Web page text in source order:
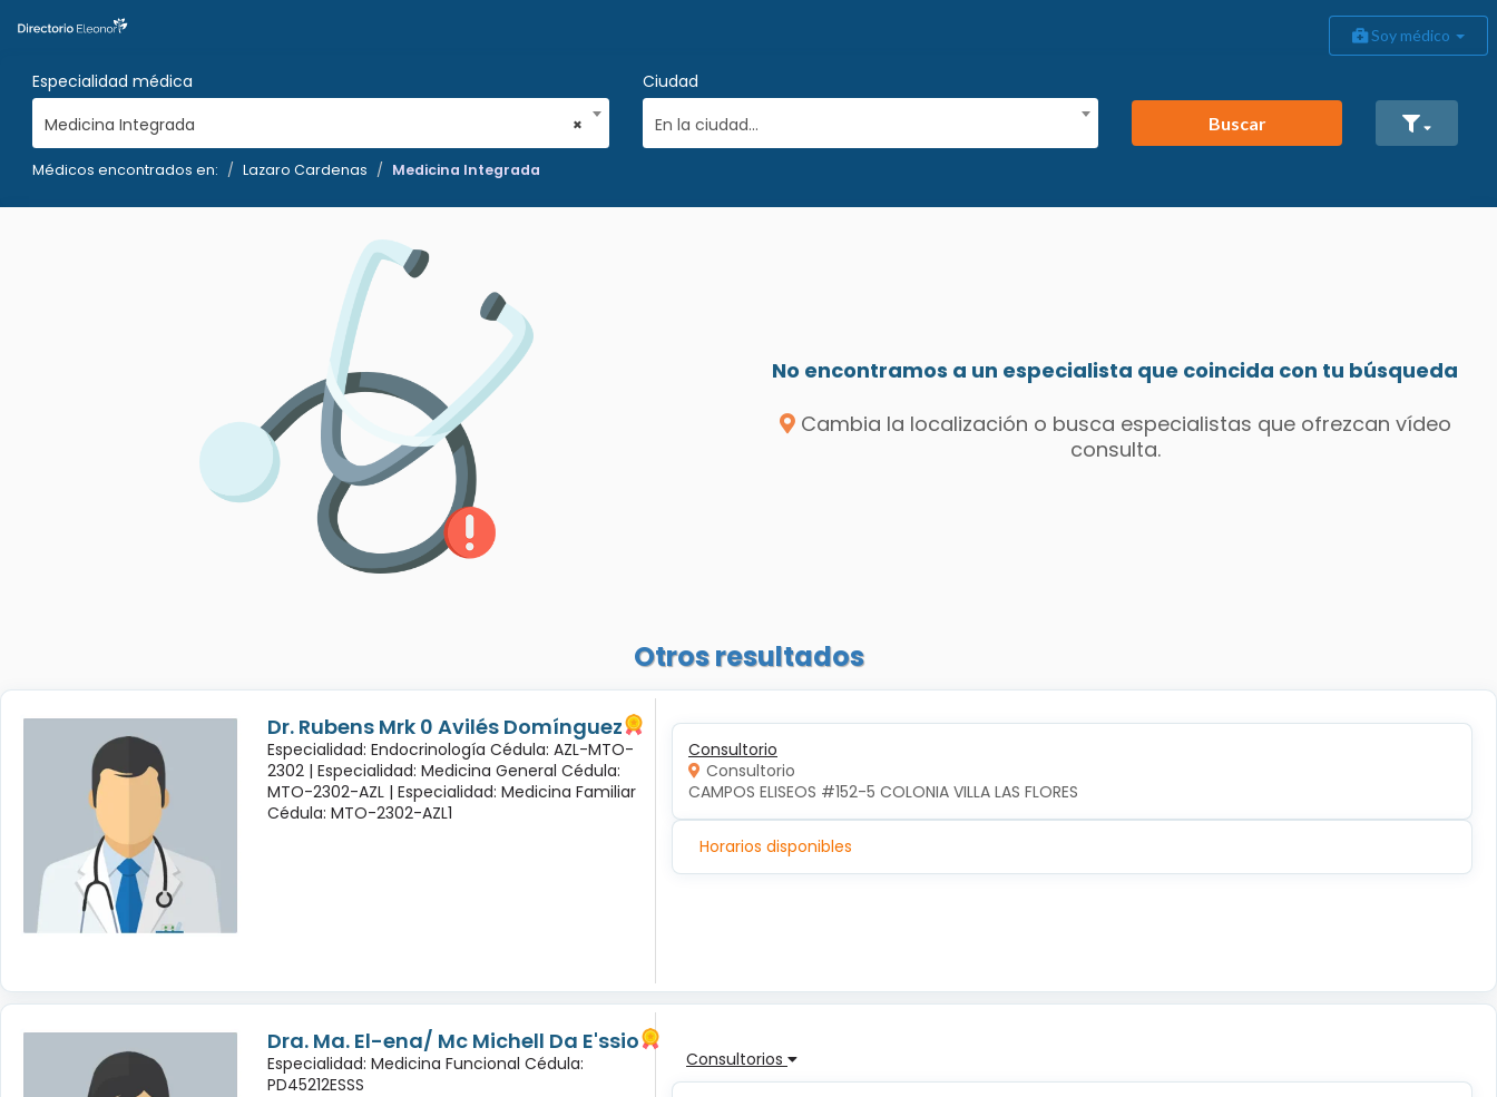
Soy médico
Especialidad médica
×
Medicina Integrada
Ciudad
En la ciudad...
Buscar
Médicos encontrados en: Lazaro Cardenas Medicina Integrada
No encontramos a un especialista que coincida con tu búsqueda
Cambia la localización o busca especialistas que ofrezcan vídeo
consulta.
Otros resultados
Dr. Rubens Mrk 0 Avilés Domínguez
Especialidad: Endocrinología Cédula: AZL-MTO-
2302 | Especialidad: Medicina General Cédula:
MTO-2302-AZL | Especialidad: Medicina Familiar
Cédula: MTO-2302-AZL1
Consultorio
Consultorio
CAMPOS ELISEOS #152-5 COLONIA VILLA LAS FLORES
Horarios disponibles
Dra. Ma. El-ena/ Mc Michell Da E'ssio
Especialidad: Medicina Funcional Cédula:
PD45212ESSS
Consultorios